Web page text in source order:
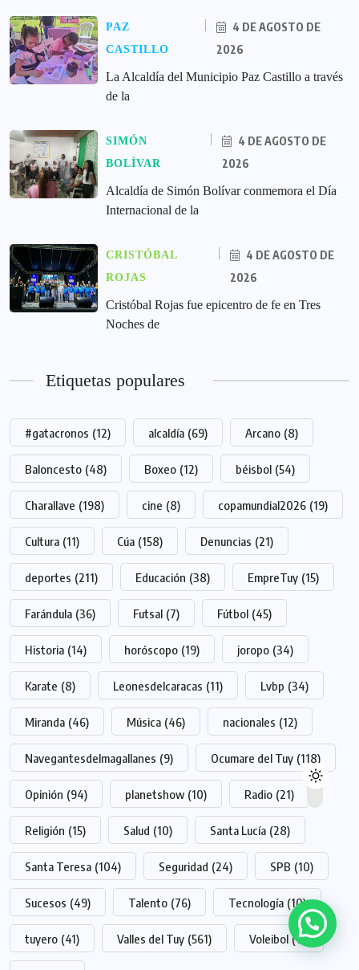
PAZ
CASTILLO
4 DE AGOSTO DE
2026
La Alcaldía del Municipio Paz Castillo a través
de la
SIMÓN
BOLÍVAR
4 DE AGOSTO DE
2026
Alcaldía de Simón Bolívar conmemora el Día
Internacional de la
CRISTÓBAL
ROJAS
4 DE AGOSTO DE
2026
Cristóbal Rojas fue epicentro de fe en Tres
Noches de
Etiquetas populares
#gatacronos (12) alcaldía (69) Arcano (8)
Baloncesto (48) Boxeo (12) béisbol (54)
Charallave (198) cine (8) copamundial2026 (19)
Cultura (11) Cúa (158) Denuncias (21)
deportes (211) Educación (38) EmpreTuy (15)
Farándula (36) Futsal (7) Fútbol (45)
Historia (14) horóscopo (19) joropo (34)
Karate (8) Leonesdelcaracas (11) Lvbp (34)
Miranda (46) Música (46) nacionales (12)
Navegantesdelmagallanes (9) Ocumare del Tuy (118)
Opinión (94) planetshow (10) Radio (21)
Religión (15) Salud (10) Santa Lucía (28)
Santa Teresa (104) Seguridad (24) SPB (10)
Sucesos (49) Talento (76) Tecnología (10)
tuyero (41) Valles del Tuy (561) Voleibol (11)